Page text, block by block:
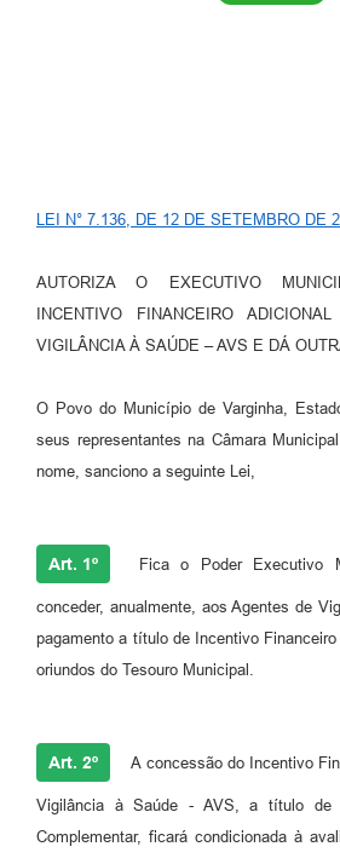
LEI N° 7.136, DE 12 DE SETEMBRO DE
AUTORIZA O EXECUTIVO
INCENTIVO FINANCEIRO
VIGILÂNCIA À SAÚDE – AVS E DÁ
O Povo do Município de Varginha,
seus representantes na Câmara
nome, sanciono a seguinte Lei,
Art. 1º Fica o Poder Executivo
conceder, anualmente, aos Agentes de
pagamento a título de Incentivo
oriundos do Tesouro Municipal.
Art. 2º A concessão do Incentivo
Vigilância à Saúde - AVS, a título de
Complementar, ficará condicionada à